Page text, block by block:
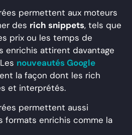
permettent aux moteurs
des rich snippets, tels que
prix ou les temps de
enrichis attirent davantage
nouveautés Google
la façon dont les rich
et interprétés.
permettent aussi
formats enrichis comme la